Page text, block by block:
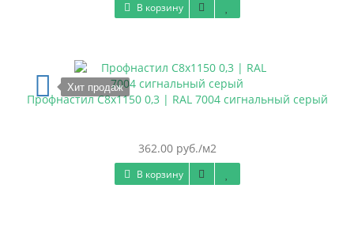
В корзину
Хит продаж
Профнастил С8х1150 0,3 | RAL 7004 сигнальный серый
362.00 руб./м2
В корзину